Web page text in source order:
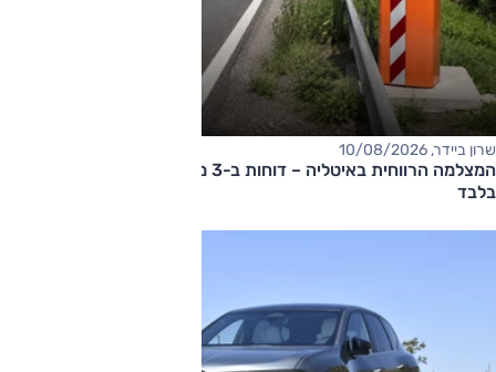
שרון ביידר, 10/08/2026
בלבד